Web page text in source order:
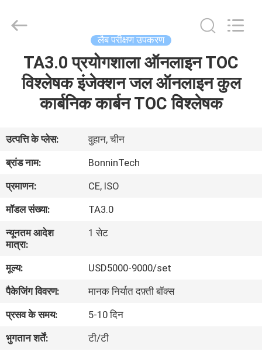
उत्पादों
वीडियो
बारे
में
कारखाना
भ्रमण
गुणवत्ता
नियंत्रण
Copyright
Technology
लैब परीक्षण उपकरण
TA3.0 प्रयोगशाला ऑनलाइन TOC
विश्लेषक इंजेक्शन जल ऑनलाइन कुल
कार्बनिक कार्बन TOC विश्लेषक
उत्पत्ति के प्लेस:
वुहान, चीन
ब्रांड नाम:
BonninTech
प्रमाणन:
CE, ISO
मॉडल संख्या:
TA3.0
न्यूनतम आदेश
मात्रा:
1 सेट
मूल्य:
USD5000-9000/set
पैकेजिंग विवरण:
मानक निर्यात दफ़्ती बॉक्स
प्रसव के समय:
5-10 दिन
भुगतान शर्तें:
टी/टी